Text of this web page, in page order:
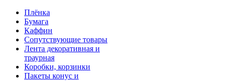
Плёнка
Бумага
Каффин
Сопутствующие товары
Лента декоративная и
траурная
Коробки, корзинки
Пакеты конус и